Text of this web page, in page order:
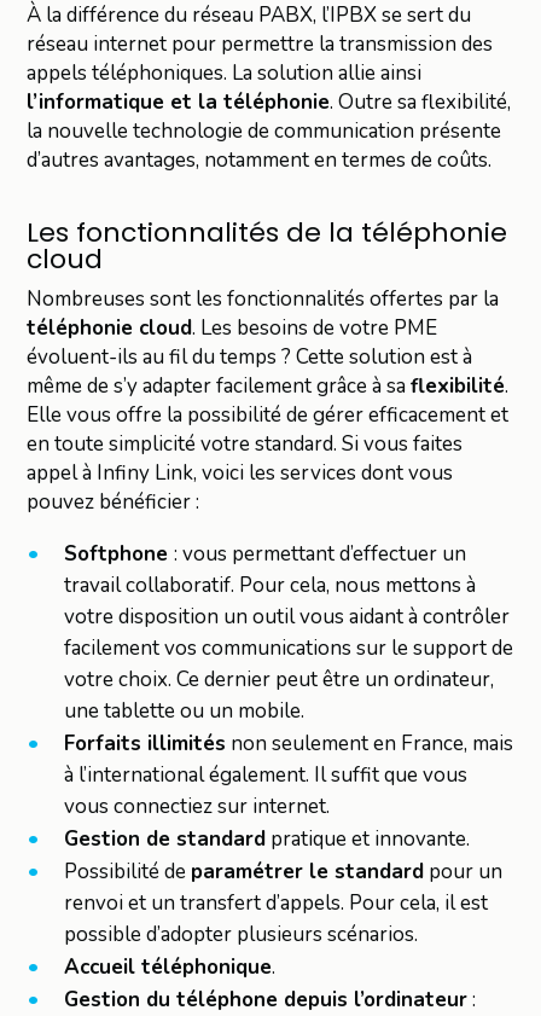
À la différence du réseau PABX, l’IPBX se sert du
réseau internet pour permettre la transmission des
appels téléphoniques. La solution allie ainsi
l’informatique et la téléphonie. Outre sa flexibilité,
la nouvelle technologie de communication présente
d’autres avantages, notamment en termes de coûts.
Les fonctionnalités de la téléphonie
cloud
Nombreuses sont les fonctionnalités offertes par la
téléphonie cloud. Les besoins de votre PME
évoluent-ils au fil du temps ? Cette solution est à
même de s’y adapter facilement grâce à saflexibilité.
Elle vous offre la possibilité de gérer efficacement et
en toute simplicité votre standard. Si vous faites
appel à Infiny Link, voici les services dont vous
pouvez bénéficier :
Softphone: vous permettant d’effectuer un
travail collaboratif. Pour cela, nous mettons à
votre disposition un outil vous aidant à contrôler
facilement vos communications sur le support de
votre choix. Ce dernier peut être un ordinateur,
une tablette ou un mobile.
Forfaits illimités non seulement en France, mais
à l’international également. Il suffit que vous
vous connectiez sur internet.
Gestion de standard pratique et innovante.
Possibilité de paramétrer le standard pour un
renvoi et un transfert d’appels. Pour cela, il est
possible d’adopter plusieurs scénarios.
Accueil téléphonique.
Gestion du téléphone depuis l’ordinateur: